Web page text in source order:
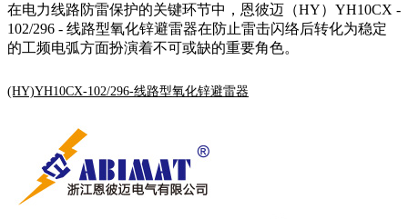
在电力线路防雷保护的关键环节中，恩彼迈（HY）YH10CX -
102/296 - 线路型氧化锌避雷器在防止雷击闪络后转化为稳定
的工频电弧方面扮演着不可或缺的重要角色。
(HY)YH10CX-102/296-线路型氧化锌避雷器